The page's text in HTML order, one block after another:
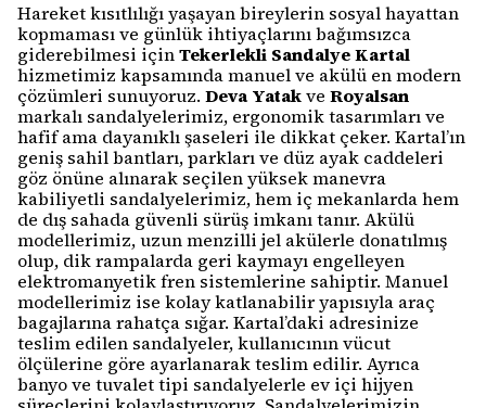
Hareket kısıtlılığı yaşayan bireylerin sosyal hayattan
kopmaması ve günlük ihtiyaçlarını bağımsızca
giderebilmesi içinTekerlekli Sandalye Kartal
hizmetimiz kapsamında manuel ve akülü en modern
çözümleri sunuyoruz. Deva Yatakve Royalsan
markalı sandalyelerimiz, ergonomik tasarımları ve
hafif ama dayanıklı şaseleri ile dikkat çeker. Kartal’ın
geniş sahil bantları, parkları ve düz ayak caddeleri
göz önüne alınarak seçilen yüksek manevra
kabiliyetli sandalyelerimiz, hem iç mekanlarda hem
de dış sahada güvenli sürüş imkanı tanır. Akülü
modellerimiz, uzun menzilli jel akülerle donatılmış
olup, dik rampalarda geri kaymayı engelleyen
elektromanyetik fren sistemlerine sahiptir. Manuel
modellerimiz ise kolay katlanabilir yapısıyla araç
bagajlarına rahatça sığar. Kartal’daki adresinize
teslim edilen sandalyeler, kullanıcının vücut
ölçülerine göre ayarlanarak teslim edilir. Ayrıca
banyo ve tuvalet tipi sandalyelerle ev içi hijyen